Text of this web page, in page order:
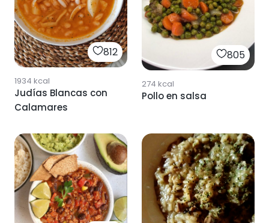
812
1934 kcal
Judías Blancas con
Calamares
805
274 kcal
Pollo en salsa